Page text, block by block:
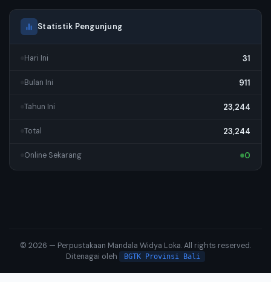
Statistik Pengunjung
Hari Ini 31
Bulan Ini 911
Tahun Ini 23,244
Total 23,244
Online Sekarang 0
© 2026 — Perpustakaan Mandala Widya Loka. All rights reserved.
Ditenagai oleh
BGTK Provinsi Bali